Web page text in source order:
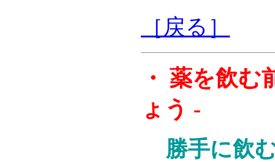
［戻る］
・ 薬を飲む
ょう -
勝手に飲